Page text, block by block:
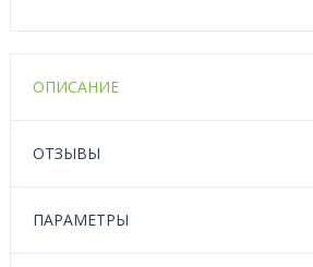
ОПИСАНИЕ
ОТЗЫВЫ
ПАРАМЕТРЫ